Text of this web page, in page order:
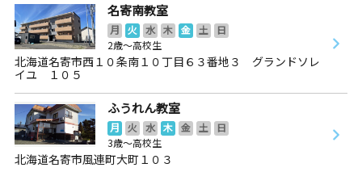
名寄南教室
月 火 水 木 金 土
日
2歳～高校生
北海道名寄市西１０条南１０丁目６３番地３ グランドソレ
イユ １０５
ふうれん教室
月 火 水 木 金 土
日
3歳～高校生
北海道名寄市風連町大町１０３